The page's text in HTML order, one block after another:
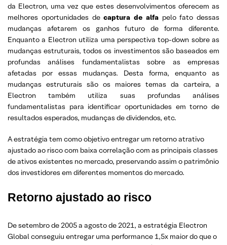
da Electron, uma vez que estes desenvolvimentos oferecem as
melhores oportunidades decaptura de alfapelo fato dessas
mudanças afetarem os ganhos futuro de forma diferente.
Enquanto a Electron utiliza uma perspectiva top-down sobre as
mudanças estruturais, todos os investimentos são baseados em
profundas análises fundamentalistas sobre as empresas
afetadas por essas mudanças. Desta forma, enquanto as
mudanças estruturais são os maiores temas da carteira, a
Electron também utiliza suas profundas análises
fundamentalistas para identificar oportunidades em torno de
resultados esperados, mudanças de dividendos, etc.
A estratégia tem como objetivo entregar um retorno atrativo
ajustado ao risco com baixa correlação com as principais classes
de ativos existentes no mercado, preservando assim o patrimônio
dos investidores em diferentes momentos do mercado.
Retorno ajustado ao risco
De setembro de 2005 a agosto de 2021, a estratégia Electron
Global conseguiu entregar uma performance 1,5x maior do que o